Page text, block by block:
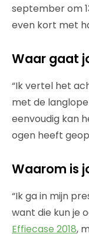
september om
even kort met
Waar gaat
“Ik vertel het
met de
eenvoudig kan
ogen heeft
Waarom is
“Ik ga in mijn
want die kun je
Effiecase 2018,